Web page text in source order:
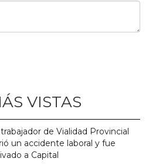
VISTAS
de Vialidad Provincial
un accidente laboral y fue
a Capital